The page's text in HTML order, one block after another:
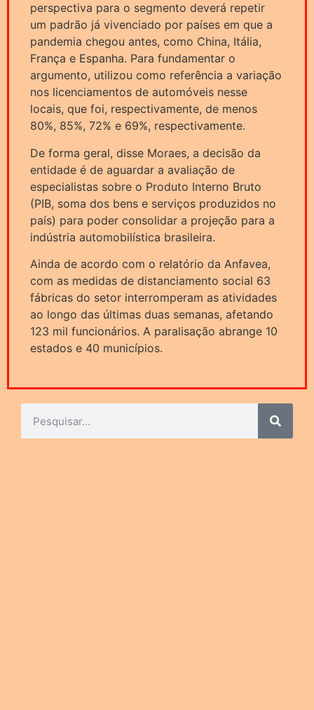
perspectiva para o segmento deverá repetir
um padrão já vivenciado por países em que a
pandemia chegou antes, como China, Itália,
França e Espanha. Para fundamentar o
argumento, utilizou como referência a variação
nos licenciamentos de automóveis nesse
locais, que foi, respectivamente, de menos
80%, 85%, 72% e 69%, respectivamente.
De forma geral, disse Moraes, a decisão da
entidade é de aguardar a avaliação de
especialistas sobre o Produto Interno Bruto
(PIB, soma dos bens e serviços produzidos no
país) para poder consolidar a projeção para a
indústria automobilística brasileira.
Ainda de acordo com o relatório da Anfavea,
com as medidas de distanciamento social 63
fábricas do setor interromperam as atividades
ao longo das últimas duas semanas, afetando
123 mil funcionários. A paralisação abrange 10
estados e 40 municípios.